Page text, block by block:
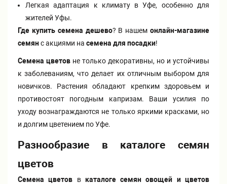
Легкая адаптация к климату в Уфе, особенно для
жителей Уфы.
Где купить семена дешево? В нашем онлайн-магазине
семянс акциями на семена для посадки!
Семена цветов не только декоративны, но и устойчивы
к заболеваниям, что делает их отличным выбором для
новичков. Растения обладают крепким здоровьем и
противостоят погодным капризам. Ваши усилия по
уходу вознаграждаются не только яркими красками, но
и долгим цветением по Уфе.
Разнообразие в каталоге семян
цветов
Семена цветов в каталоге семян овощей и цветов